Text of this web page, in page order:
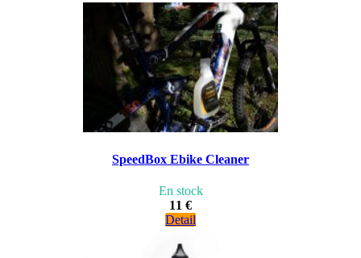
SpeedBox Ebike Cleaner
En stock
11 €
Detail